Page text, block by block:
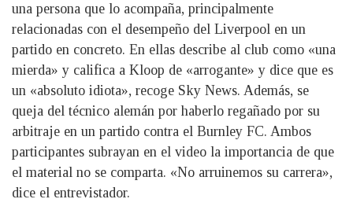
una persona que lo acompaña, principalmente
relacionadas con el desempeño del Liverpool en un
partido en concreto. En ellas describe al club como «una
mierda» y califica a Kloop de «arrogante» y dice que es
un «absoluto idiota», recoge Sky News. Además, se
queja del técnico alemán por haberlo regañado por su
arbitraje en un partido contra el Burnley FC. Ambos
participantes subrayan en el video la importancia de que
el material no se comparta. «No arruinemos su carrera»,
dice el entrevistador.